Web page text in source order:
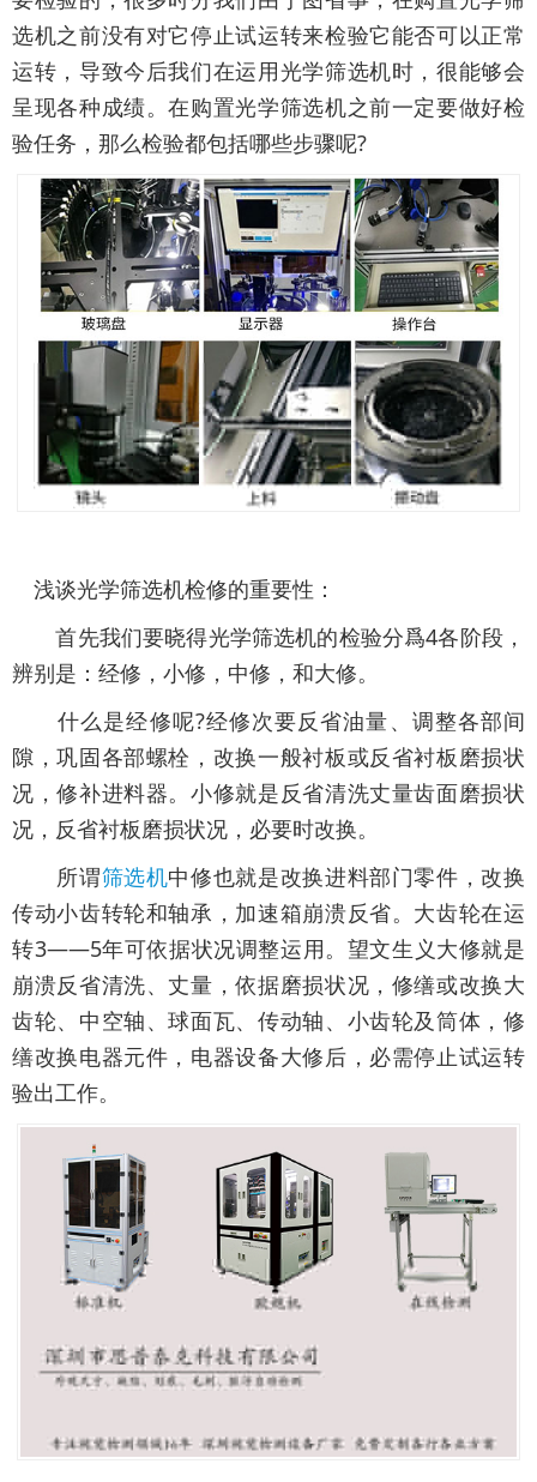
选机之前没有对它停止试运转来检验它能否可以正常
运转，导致今后我们在运用光学筛选机时，很能够会
呈现各种成绩。在购置光学筛选机之前一定要做好检
验任务，那么检验都包括哪些步骤呢?
浅谈光学筛选机检修的重要性：
首先我们要晓得光学筛选机的检验分爲4各阶段，
辨别是：经修，小修，中修，和大修。
什么是经修呢?经修次要反省油量、调整各部间
隙，巩固各部螺栓，改换一般衬板或反省衬板磨损状
况，修补进料器。小修就是反省清洗丈量齿面磨损状
况，反省衬板磨损状况，必要时改换。
所谓筛选机中修也就是改换进料部门零件，改换
传动小齿转轮和轴承，加速箱崩溃反省。大齿轮在运
转3——5年可依据状况调整运用。望文生义大修就是
崩溃反省清洗、丈量，依据磨损状况，修缮或改换大
齿轮、中空轴、球面瓦、传动轴、小齿轮及筒体，修
缮改换电器元件，电器设备大修后，必需停止试运转
验出工作。